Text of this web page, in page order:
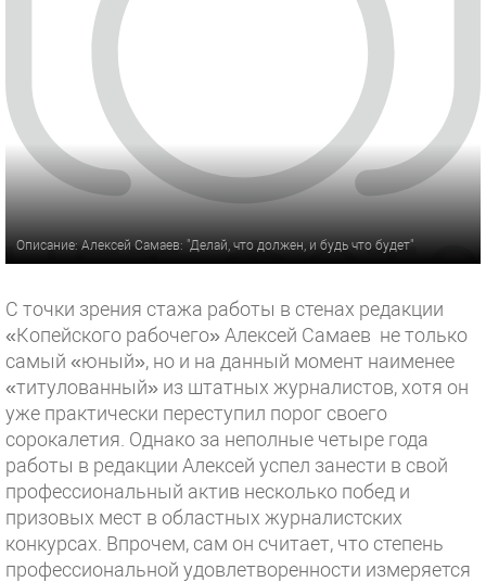
Описание: Алексей Самаев: "Делай, что должен, и будь что будет"
С точки зрения стажа работы в стенах редакции
«Копейского рабочего» Алексей Самаев не только
самый «юный», но и на данный момент наименее
«титулованный» из штатных журналистов, хотя он
уже практически переступил порог своего
сорокалетия. Однако за неполные четыре года
работы в редакции Алексей успел занести в свой
профессиональный актив несколько побед и
призовых мест в областных журналистских
конкурсах. Впрочем, сам он считает, что степень
профессиональной удовлетворенности измеряется